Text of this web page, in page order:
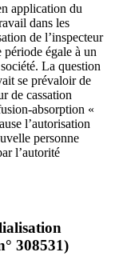
application du
dans les
de l’inspecteur
égale à un
La question
se prévaloir de
de cassation
absorption «
l’autorisation
personne
l’autorité
308531)